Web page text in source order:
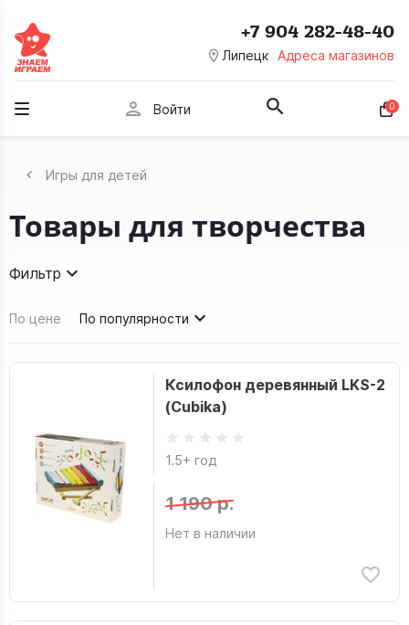
room Липецк Адреса магазинов
+7 904 282-48-40
person Войти 0
Игры для детей
Товары для творчества
Фильтр
По цене По популярности
Ксилофон деревянный LKS-2
(Cubika)
1.5+ год
1 190 р.
Нет в наличии